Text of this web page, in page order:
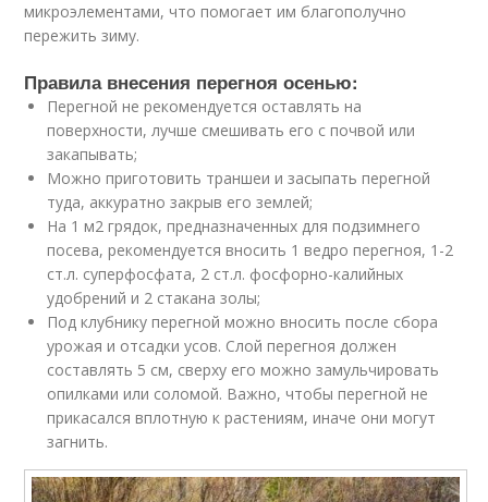
микроэлементами, что помогает им благополучно
пережить зиму.
Правила внесения перегноя осенью:
Перегной не рекомендуется оставлять на
поверхности, лучше смешивать его с почвой или
закапывать;
Можно приготовить траншеи и засыпать перегной
туда, аккуратно закрыв его землей;
На 1 м2 грядок, предназначенных для подзимнего
посева, рекомендуется вносить 1 ведро перегноя, 1-2
ст.л. суперфосфата, 2 ст.л. фосфорно-калийных
удобрений и 2 стакана золы;
Под клубнику перегной можно вносить после сбора
урожая и отсадки усов. Слой перегноя должен
составлять 5 см, сверху его можно замульчировать
опилками или соломой. Важно, чтобы перегной не
прикасался вплотную к растениям, иначе они могут
загнить.